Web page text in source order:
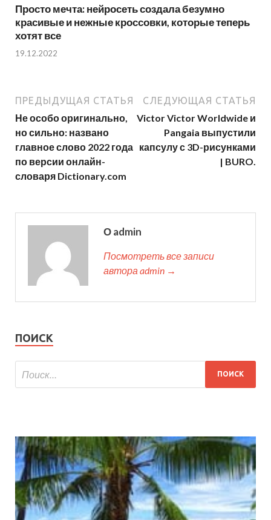
Просто мечта: нейросеть создала безумно
красивые и нежные кроссовки, которые теперь
хотят все
19.12.2022
ПРЕДЫДУЩАЯ СТАТЬЯ
Не особо оригинально,
но сильно: названо
главное слово 2022 года
по версии онлайн-
словаря Dictionary.com
СЛЕДУЮЩАЯ СТАТЬЯ
Victor Victor Worldwide и
Pangaia выпустили
капсулу с 3D-рисунками
| BURO.
О admin
Посмотреть все записи
автора admin →
ПОИСК